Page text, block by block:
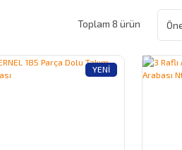
Toplam 8 ürün
YENI